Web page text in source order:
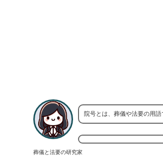
葬儀と法要の研究家
院号とは、葬儀や法要の用